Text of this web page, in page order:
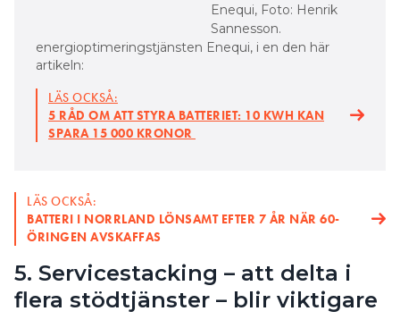
Enequi, Foto: Henrik
Sannesson.
energioptimeringstjänsten Enequi, i en den här
artikeln:
LÄS OCKSÅ:
5 RÅD OM ATT STYRA BATTERIET: 10 KWH KAN
SPARA 15 000 KRONOR
LÄS OCKSÅ:
BATTERI I NORRLAND LÖNSAMT EFTER 7 ÅR NÄR 60-
ÖRINGEN AVSKAFFAS
5. Servicestacking – att delta i
flera stödtjänster – blir viktigare